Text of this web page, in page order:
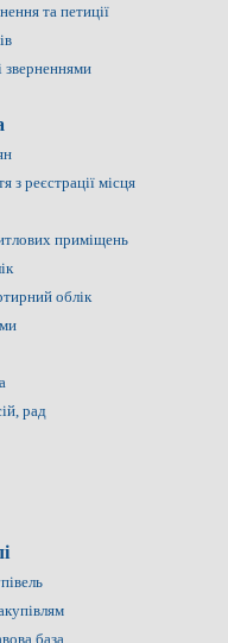
та петиції
зверненнями
з реєстрації місця
приміщень
облік
рад
база